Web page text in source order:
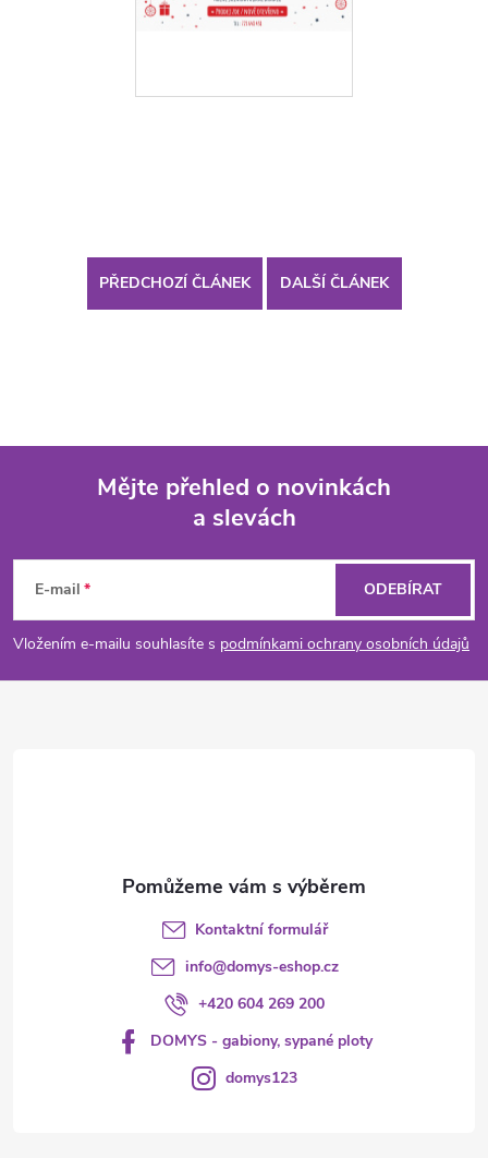
PŘEDCHOZÍ ČLÁNEK DALŠÍ ČLÁNEK
p
a
Mějte přehled o novinkách
a slevách
E-mail
Vložením e-mailu souhlasíte s podmínkami ochrany osobních údajů
ODEBÍRAT
Kontaktní formulář
info@domys-eshop.cz
+420 604 269 200
DOMYS - gabiony, sypané ploty
domys123